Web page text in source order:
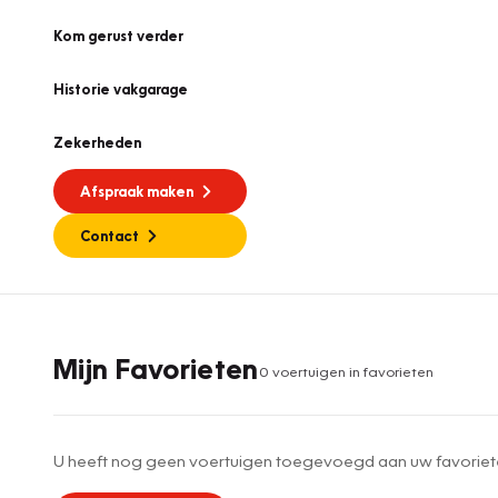
Kom gerust verder
Historie vakgarage
Zekerheden
Afspraak maken
Contact
Mijn Favorieten0 voertuigen in favorieten
U heeft nog geen voertuigen toegevoegd aan uw